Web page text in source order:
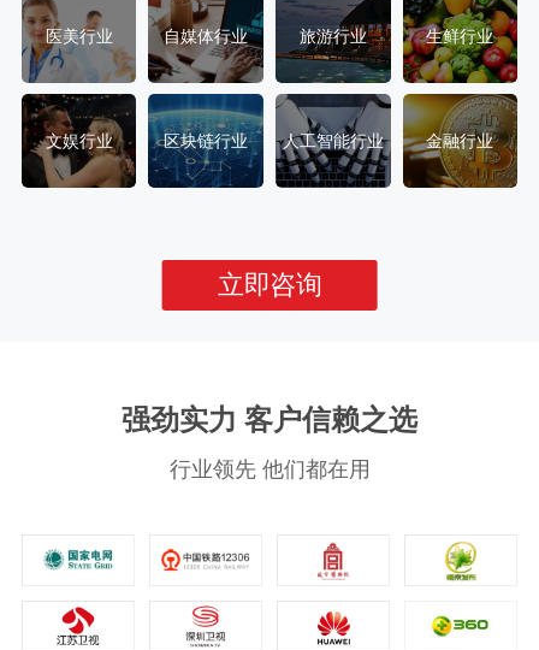
医美行业 自媒体行业 旅游行业 生鲜行业
文娱行业 区块链行业 人工智能行业 金融行业
立即咨询
强劲实力 客户信赖之选
行业领先 他们都在用